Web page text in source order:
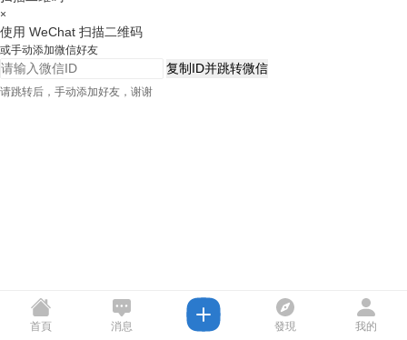
×
使用 WeChat 扫描二维码
或手动添加微信好友
复制ID并跳转微信
请跳转后，手动添加好友，谢谢
首頁 消息 發現 我的